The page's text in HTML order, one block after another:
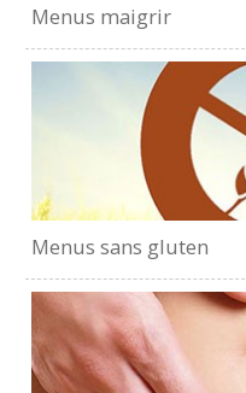
Menus maigrir
Menus sans gluten